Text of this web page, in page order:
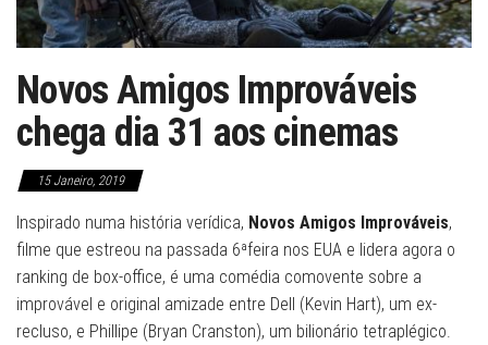
Novos Amigos Improváveis
chega dia 31 aos cinemas
15 Janeiro, 2019
Inspirado numa história verídica, Novos Amigos Improváveis,
filme que estreou na passada 6ªfeira nos EUA e lidera agora o
ranking de box-office, é uma comédia comovente sobre a
improvável e original amizade entre Dell (Kevin Hart), um ex-
recluso, e Phillipe (Bryan Cranston), um bilionário tetraplégico.